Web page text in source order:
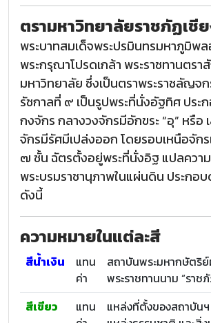
ตรามหาวิทยาลัยราชภัฏเชี
พระบาทสมเด็จพระปรมินทรมหาภูมิพ
พระกรุณาโปรดเกล้า พระราชทานตร
มหาวิทยาลัย ซึ่งเป็นตราพระราชลัญจ
รัชกาลที่ ๙ เป็นรูปพระที่นั่งอัฐทิศ ประ
กงจักร กลางวงจักรมีอักขระ “อุ” หรือ
จักรมีรัศมีเปล่งออก โดยรอบเหนือจัก
๗ ชั้น ฉัตรตั้งอยู่พระที่นั่งอิฐ แปลควา
พระบรมราชานุภาพในแผ่นดิน ประกอ
ดังนี้
ความหมายในแต่ละสี
สีน้ำเงิน
แทน
ค่า
สถาบันพระมหากษัตริย์
พระราชทานนาม “ราช
สีเขียว
แทน
แหล่งที่ตั้งของสถาบัน